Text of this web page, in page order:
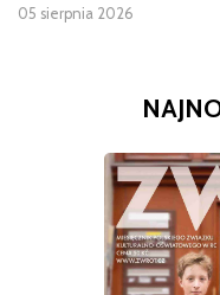
05 sierpnia 2026